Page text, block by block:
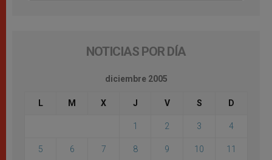
NOTICIAS POR DÍA
diciembre 2005
L M X J V S D
1 2 3 4
5 6 7 8 9 10 11